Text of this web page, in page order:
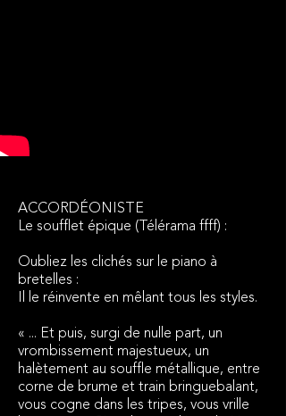
ACCORDÉONISTE
Le soufflet épique (Télérama ffff) :
Oubliez les clichés sur le piano à
bretelles :
Il le réinvente en mêlant tous les styles.
« ... Et puis, surgi de nulle part, un
vrombissement majestueux, un
halètement au souffle métallique, entre
corne de brume et train bringuebalant,
vous cogne dans les tripes, vous vrille